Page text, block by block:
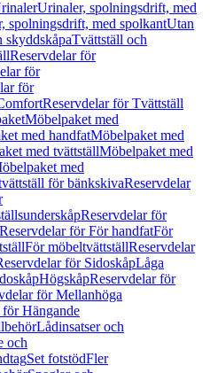
Urinaler, spolningsdrift, med
spolningsdrift, med spolkantUtan
skyddskåpaTvättställ och
Reservdelar för
för
för
Reservdelar för Tvättställ
Möbelpaket med
med handfatMöbelpaket med
med tvättställMöbelpaket med
med
för bänkskivaReservdelar
Reservdelar för
Reservdelar för För handfatFör
För möbeltvättställReservdelar
för SidoskåpLåga
HögskåpReservdelar för
för Mellanhöga
Hängande
Lådinsatser och
och
Set fotstödFler